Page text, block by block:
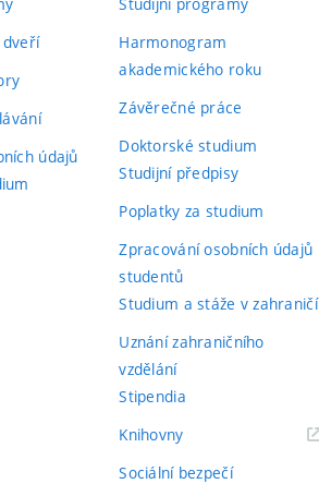
dveří
údajů
Harmonogram
akademického roku
Závěrečné práce
Doktorské studium
Studijní předpisy
Poplatky za studium
Zpracování osobních údajů
studentů
Studium a stáže v zahraničí
Uznání zahraničního
vzdělání
Stipendia
Knihovny(externí
Sociální bezpečí